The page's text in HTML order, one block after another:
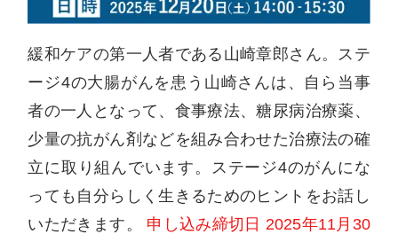
緩和ケアの第一人者である山崎章郎さん。ステ
ージ4の大腸がんを患う山崎さんは、自ら当事
者の一人となって、食事療法、糖尿病治療薬、
少量の抗がん剤などを組み合わせた治療法の確
立に取り組んでいます。ステージ4のがんにな
っても自分らしく生きるためのヒントをお話し
いただきます。 申し込み締切日 2025年11月30